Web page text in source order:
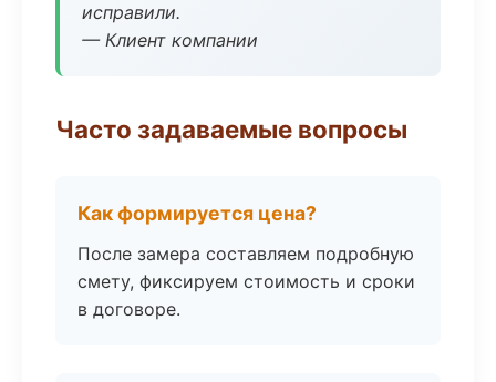
исправили.
— Клиент компании
Часто задаваемые вопросы
Как формируется цена?
После замера составляем подробную
смету, фиксируем стоимость и сроки
в договоре.